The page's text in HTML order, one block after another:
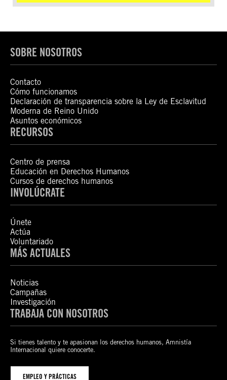
SOBRE NOSOTROS
Contacto
Cómo funcionamos
Declaración de transparencia sobre la Ley de Esclavitud
Moderna de Reino Unido
Asuntos económicos
RECURSOS
Centro de prensa
Educación en Derechos Humanos
Cursos de derechos humanos
INVOLÚCRATE
Únete
Actúa
Voluntariado
MÁS ACTUALES
Noticias
Campañas
Investigación
TRABAJA CON NOSOTROS
Si tienes talento y te apasionan los derechos humanos, Amnistía
Internacional quiere conocerte.
EMPLEO Y PRÁCTICAS